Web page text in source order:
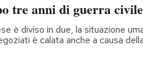
tre anni di guerra
è diviso in due, la situazione
è calata anche a causa